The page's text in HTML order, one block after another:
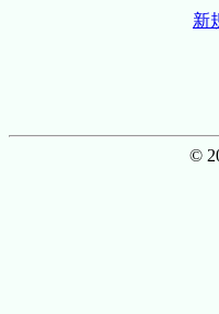
新
©